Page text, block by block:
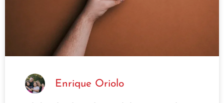
Enrique Oriolo